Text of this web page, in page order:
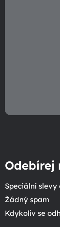
Odebírej
Speciální slevy
Žádný spam
Kdykoliv se